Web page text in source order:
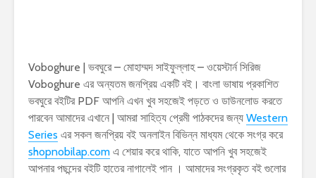
Voboghure | ভবঘুরে – মোহাম্মদ সাইফুল্লাহ – ওয়েস্টার্ন সিরিজ
Voboghure এর অন্যতম জনপ্রিয় একটি বই। বাংলা ভাষায় প্রকাশিত
ভবঘুরে বইটির PDF আপনি এখন খুব সহজেই পড়তে ও ডাউনলোড করতে
পারবেন আমাদের এখানে | আমরা সাহিত্য প্রেমী পাঠকদের জন্য Western
Series এর সকল জনপ্রিয় বই অনলাইন বিভিন্ন মাধ্যম থেকে সংগ্র করে
shopnobilap.com এ শেয়ার করে থাকি, যাতে আপনি খুব সহজেই
আপনার পছন্দের বইটি হাতের নাগালেই পান । আমাদের সংগ্রকৃত বই গুলোর